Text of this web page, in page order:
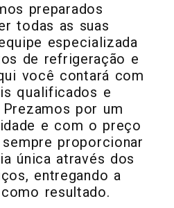
preparados
todas as suas
especializada
de refrigeração e
você contará com
qualificados e
por um
e com o preço
proporcionar
única através dos
entregando a
resultado.